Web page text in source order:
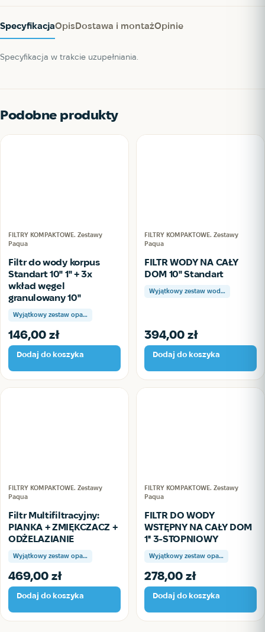
SpecyfikacjaOpisDostawa i montażOpinie
Specyfikacja w trakcie uzupełniania.
Podobne produkty
FILTRY KOMPAKTOWE. Zestawy
Paqua
Filtr do wody korpus
Standart 10" 1" + 3x
wkład węgel
granulowany 10"
Wyjątkowy zestaw opa…
146,00 zł
Dodaj do koszyka
FILTRY KOMPAKTOWE. Zestawy
Paqua
FILTR WODY NA CAŁY
DOM 10" Standart
Wyjątkowy zestaw wod…
394,00 zł
Dodaj do koszyka
FILTRY KOMPAKTOWE. Zestawy
Paqua
Filtr Multifiltracyjny:
PIANKA + ZMIĘKCZACZ +
ODŻELAZIANIE
Wyjątkowy zestaw opa…
469,00 zł
Dodaj do koszyka
FILTRY KOMPAKTOWE. Zestawy
Paqua
FILTR DO WODY
WSTĘPNY NA CAŁY DOM
1'' 3-STOPNIOWY
Wyjątkowy zestaw opa…
278,00 zł
Dodaj do koszyka